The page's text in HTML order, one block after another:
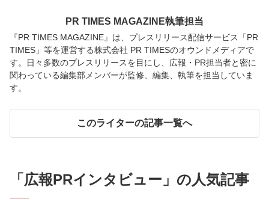
PR TIMES MAGAZINE執筆担当
『PR TIMES MAGAZINE』は、プレスリリース配信サービス「PR
TIMES」等を運営する株式会社 PR TIMESのオウンドメディアで
す。日々多数のプレスリリースを目にし、広報・PR担当者と密に
関わっている編集部メンバーが監修、編集、執筆を担当していま
す。
このライターの記事一覧へ
「 広報PRインタビュー 」の人気記事